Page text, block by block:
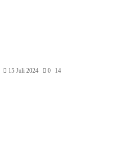
15 Juli 2024 0 14